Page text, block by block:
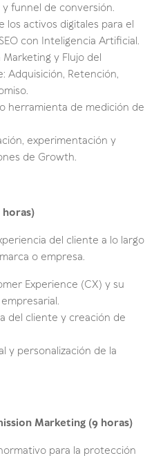
funnel de conversión.
los activos digitales para el
con Inteligencia Artificial.
y Flujo del
Adquisición, Retención,
herramienta de medición de
experimentación y
de Growth.
horas)
del cliente a lo largo
o empresa.
Experience (CX) y su
del cliente y creación de
y personalización de la
Marketing (9 horas)
para la protección